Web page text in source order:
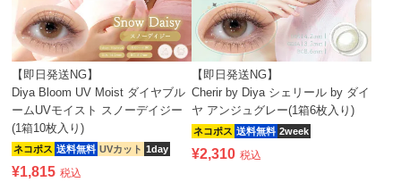
【即日発送NG】
Diya Bloom UV Moist ダイヤブル
ームUVモイスト スノーデイジー
(1箱10枚入り)
ネコポス 送料無料 UVカット 1day
¥1,815 税込
【即日発送NG】
Cherir by Diya シェリール by ダイ
ヤ アンジュグレー(1箱6枚入り)
ネコポス 送料無料 2week
¥2,310 税込